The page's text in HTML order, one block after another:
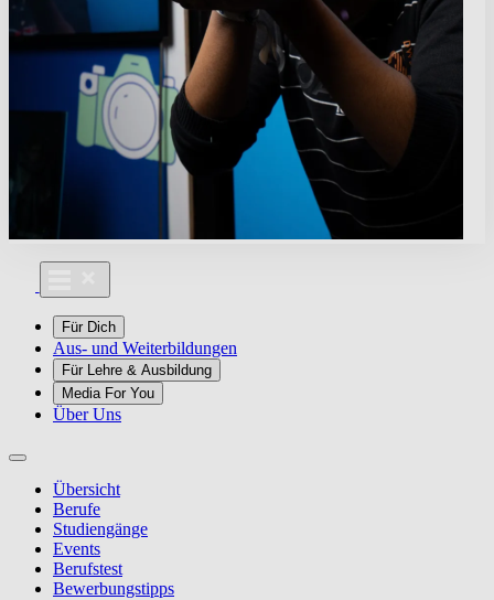
Für Dich
Aus- und Weiterbildungen
Für Lehre & Ausbildung
Media For You
Über Uns
Übersicht
Berufe
Studiengänge
Events
Berufstest
Bewerbungstipps